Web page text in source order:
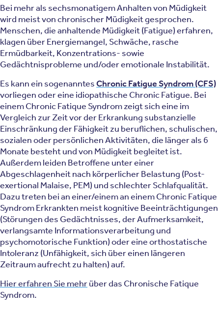
Bei mehr als sechsmonatigem Anhalten von Müdigkeit
wird meist von chronischer Müdigkeit gesprochen.
Menschen, die anhaltende Müdigkeit (Fatigue) erfahren,
klagen über Energiemangel, Schwäche, rasche
Ermüdbarkeit, Konzentrations- sowie
Gedächtnisprobleme und/oder emotionale Instabilität.
Es kann ein sogenanntesChronic Fatigue Syndrom (CFS)
vorliegen oder eine idiopathische Chronic Fatigue. Bei
einem Chronic Fatique Syndrom zeigt sich eine im
Vergleich zur Zeit vor der Erkrankung substanzielle
Einschränkung der Fähigkeit zu beruflichen, schulischen,
sozialen oder persönlichen Aktivitäten, die länger als 6
Monate besteht und von Müdigkeit begleitet ist.
Außerdem leiden Betroffene unter einer
Abgeschlagenheit nach körperlicher Belastung (Post-
exertional Malaise, PEM) und schlechter Schlafqualität.
Dazu treten bei an einer/einem an einem Chronic Fatique
Syndrom Erkrankten meist kognitive Beeinträchtigungen
(Störungen des Gedächtnisses, der Aufmerksamkeit,
verlangsamte Informationsverarbeitung und
psychomotorische Funktion) oder eine orthostatische
Intoleranz (Unfähigkeit, sich über einen längeren
Zeitraum aufrecht zu halten) auf.
Hier erfahren Sie mehrüber das Chronische Fatique
Syndrom.